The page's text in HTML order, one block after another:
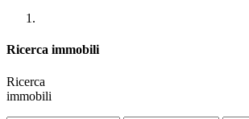
Ricerca immobili
Ricerca
immobili